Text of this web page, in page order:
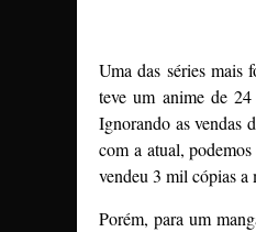
Uma das séries mais
teve um anime de
Ignorando as vendas
com a atual,
vendeu 3 mil cópias a
Porém, para um